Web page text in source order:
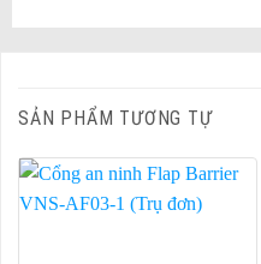
SẢN PHẨM TƯƠNG TỰ